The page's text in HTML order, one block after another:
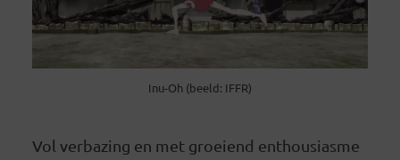
Inu-Oh (beeld: IFFR)
Vol verbazing en met groeiend enthousiasme